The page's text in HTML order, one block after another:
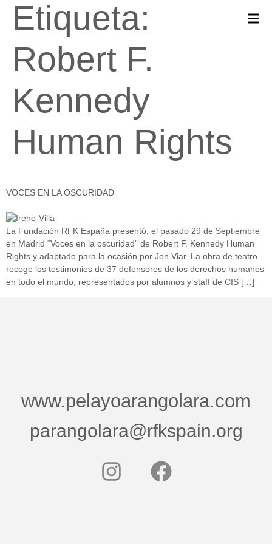
Etiqueta:
Robert F.
Kennedy
Human Rights
VOCES EN LA OSCURIDAD
La Fundación RFK España presentó, el pasado 29 de Septiembre
en Madrid “Voces en la oscuridad” de Robert F. Kennedy Human
Rights y adaptado para la ocasión por Jon Viar. La obra de teatro
recoge los testimonios de 37 defensores de los derechos humanos
en todo el mundo, representados por alumnos y staff de CIS […]
www.pelayoarangolara.com
parangolara@rfkspain.org